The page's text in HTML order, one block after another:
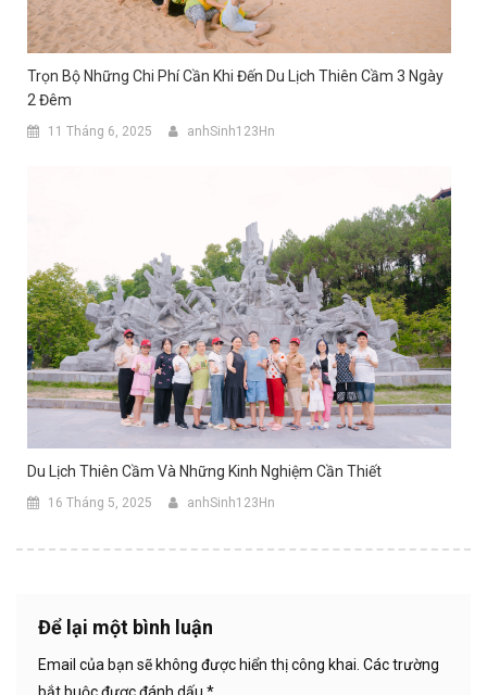
Trọn Bộ Những Chi Phí Cần Khi Đến Du Lịch Thiên Cầm 3 Ngày
2 Đêm
11 Tháng 6, 2025 anhSinh123Hn
Du Lịch Thiên Cầm Và Những Kinh Nghiệm Cần Thiết
16 Tháng 5, 2025 anhSinh123Hn
Để lại một bình luận
Email của bạn sẽ không được hiển thị công khai. Các trường
bắt buộc được đánh dấu *